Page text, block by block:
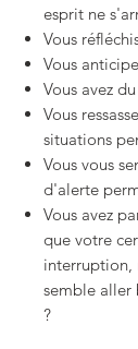
esprit ne
Vous
Vous
Vous avez
Vous
situations
Vous vous
d'alerte
Vous avez
que votre
interruption,
semble aller
?